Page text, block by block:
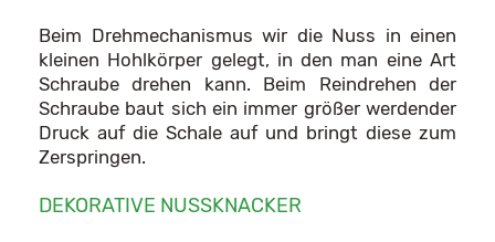
Beim Drehmechanismus wir die Nuss in einen
kleinen Hohlkörper gelegt, in den man eine Art
Schraube drehen kann. Beim Reindrehen der
Schraube baut sich ein immer größer werdender
Druck auf die Schale auf und bringt diese zum
Zerspringen.
DEKORATIVE NUSSKNACKER